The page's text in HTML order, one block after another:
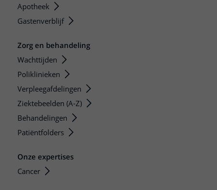
Apotheek
Gastenverblijf
Zorg en behandeling
Wachttijden
Poliklinieken
Verpleegafdelingen
Ziektebeelden (A-Z)
Behandelingen
Patiëntfolders
Onze expertises
Cancer